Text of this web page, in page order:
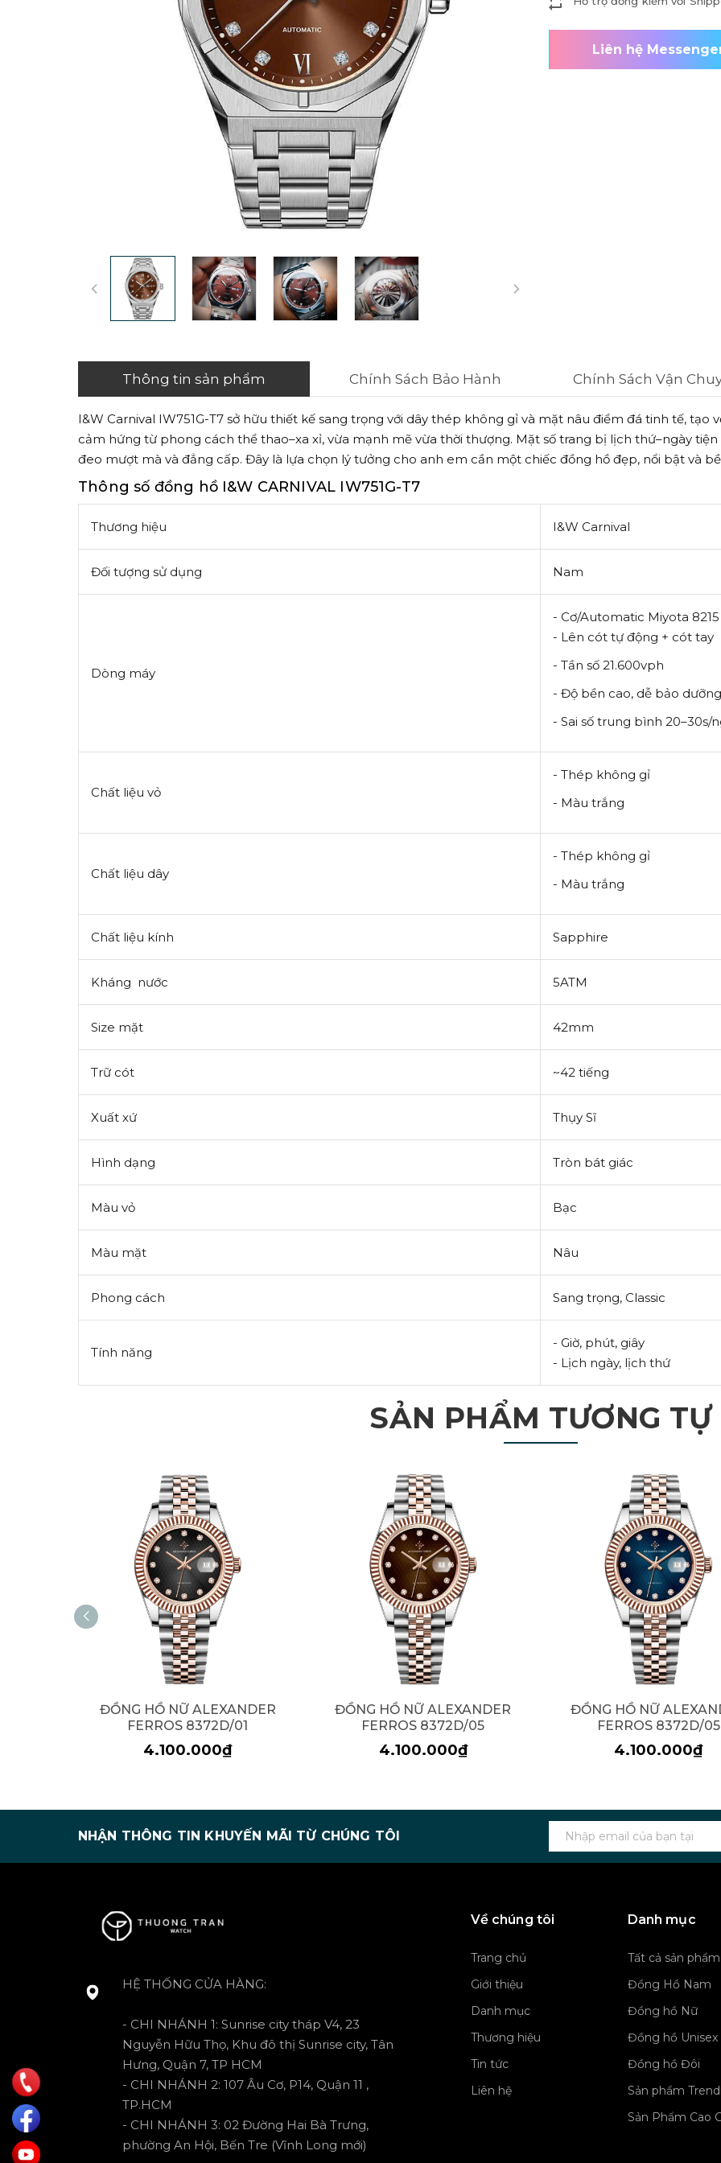
Liên hệ
Thông tin sản phẩm Chính Sách Bảo Hành Chính Sách Vận
I&W Carnival IW751G-T7 sở hữu thiết kế sang trọng với dây thép không gỉ và mặt nâu điểm đá tinh tế, tạo
cảm hứng từ phong cách thể thao–xa xỉ, vừa mạnh mẽ vừa thời thượng. Mặt số trang bị lịch thứ–ngày
đeo mượt mà và đẳng cấp. Đây là lựa chọn lý tưởng cho anh em cần một chiếc đồng hồ đẹp, nổi bật và
Thông số đồng hồ I&W CARNIVAL IW751G-T7
Thương hiệu I&W Carnival
Đối tượng sử dụng Nam
Dòng máy
- Cơ/Automatic Miyota 8215
- Lên cót tự động + cót tay
- Tần số 21.600vph
- Độ bền cao, dễ bảo dưỡng
- Sai số trung bình 20–30s/
Chất liệu vỏ
- Thép không gỉ
- Màu trắng
Chất liệu dây
- Thép không gỉ
- Màu trắng
Chất liệu kính Sapphire
Kháng nước 5ATM
Size mặt 42mm
Trữ cót ~42 tiếng
Xuất xứ Thụy Sĩ
Hình dạng Tròn bát giác
Màu vỏ Bạc
Màu mặt Nâu
Phong cách Sang trọng, Classic
Tính năng
- Giờ, phút, giây
- Lịch ngày, lịch thứ
SẢN PHẨM TƯƠNG TỰ
ĐỒNG HỒ NỮ ALEXANDER
FERROS 8372D/01
4.100.000₫
ĐỒNG HỒ NỮ ALEXANDER
FERROS 8372D/05
4.100.000₫
ĐỒNG HỒ NỮ
FERROS 8372D/05
4.100.000₫
NHẬN THÔNG TIN KHUYẾN MÃI TỪ CHÚNG TÔI
HỆ THỐNG CỬA HÀNG:
- CHI NHÁNH 1: Sunrise city tháp V4, 23
Nguyễn Hữu Thọ, Khu đô thị Sunrise city, Tân
Hưng, Quận 7, TP HCM
- CHI NHÁNH 2: 107 Âu Cơ, P14, Quận 11 ,
TP.HCM
- CHI NHÁNH 3: 02 Đường Hai Bà Trưng,
phường An Hội, Bến Tre (Vĩnh Long mới)
Về chúng tôi
Trang chủ
Giới thiệu
Danh mục
Thương hiệu
Tin tức
Liên hệ
Danh mục
Tất cả sản phẩm
Đồng Hồ Nam
Đồng hồ Nữ
Đồng hồ Unisex
Đồng hồ Đôi
Sản phẩm
Sản Phẩm Cao